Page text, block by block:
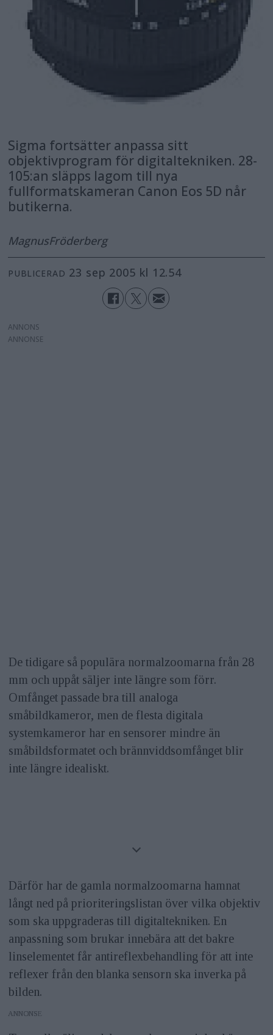
Sigma fortsätter anpassa sitt
objektivprogram för digitaltekniken. 28-
105:an släpps lagom till nya
fullformatskameran Canon Eos 5D når
butikerna.
MagnusFröderberg
PUBLICERAD 23 sep 2005 kl 12.54
ANNONS
De tidigare så populära normalzoomarna från 28
mm och uppåt säljer inte längre som förr.
Omfånget passade bra till analoga
småbildkameror, men de flesta digitala
systemkameror har en sensorer mindre än
småbildsformatet och brännviddsomfånget blir
inte längre idealiskt.
Därför har de gamla normalzoomarna hamnat
långt ned på prioriteringslistan över vilka objektiv
som ska uppgraderas till digitaltekniken. En
anpassning som brukar innebära att det bakre
linselementet får antireflexbehandling för att inte
reflexer från den blanka sensorn ska inverka på
bilden.
ANNONS